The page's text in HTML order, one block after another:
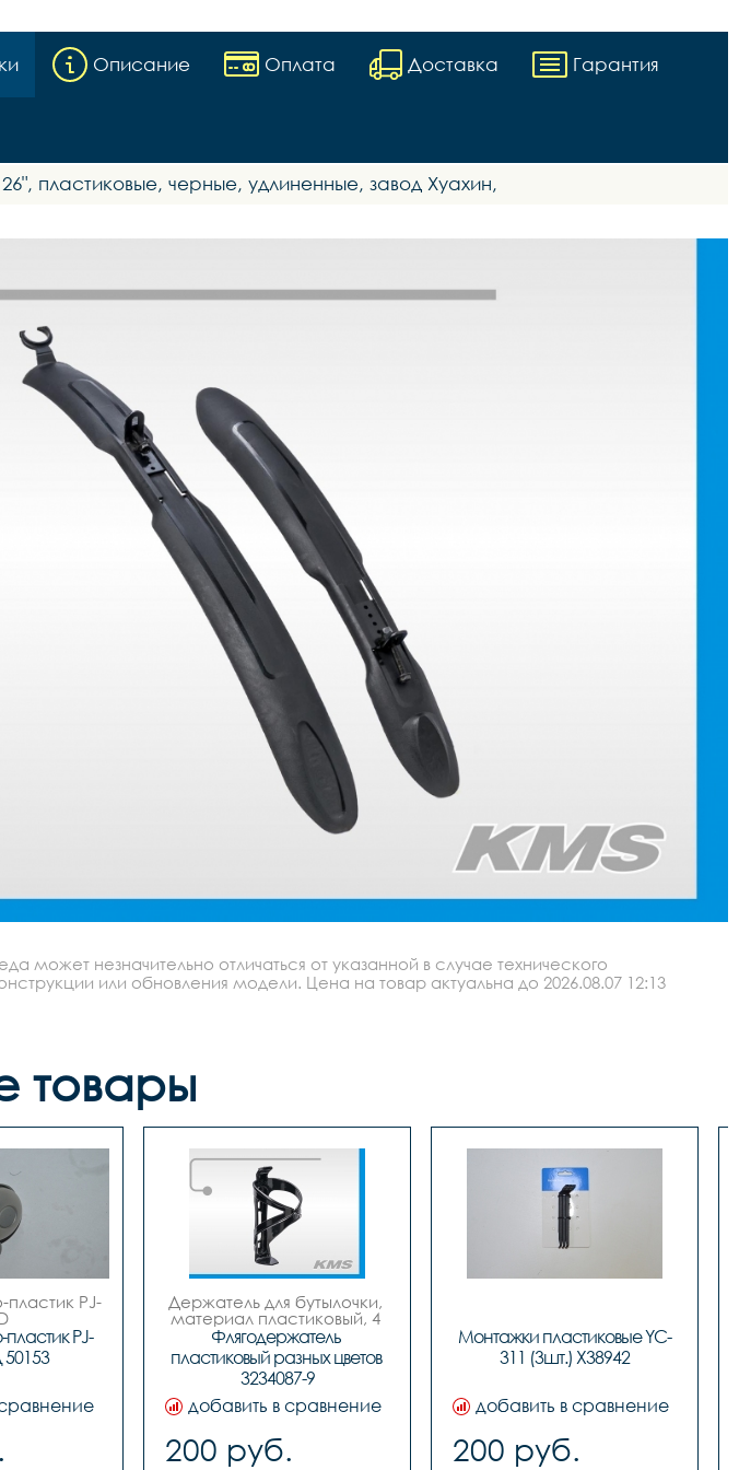
Описание Оплата Доставка Гарантия
пластиковые, черные, удлиненные, завод Хуахин,
может незначительно отличаться от указанной в случае технического
или обновления модели. Цена на товар актуальна до 2026.08.07 12:13
товары
PJ-
PJ-
50153
Держатель для бутылочки,
материал пластиковый, 4
цвета.
Флягодержатель
пластиковый разных цветов
3234087-9
добавить в сравнение
200 руб.
Монтажки пластиковые YC-
311 (3шт.) Х38942
добавить в сравнение
200 руб.